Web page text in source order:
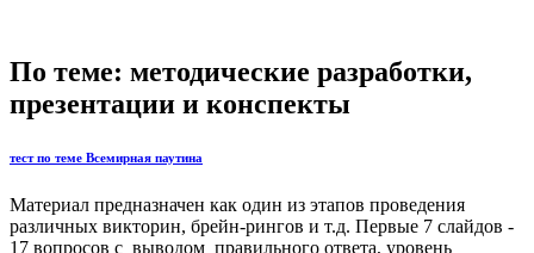
По теме: методические разработки,
презентации и конспекты
тест по теме Всемирная паутина
Материал предназначен как один из этапов проведения
различных викторин, брейн-рингов и т.д. Первые 7 слайдов -
17 вопросов с выводом правильного ответа, уровень